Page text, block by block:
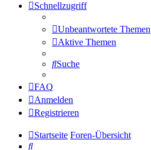
Schnellzugriff
Unbeantwortete Themen
Aktive Themen
Suche
FAQ
Anmelden
Registrieren
Startseite Foren-Übersicht
Suche